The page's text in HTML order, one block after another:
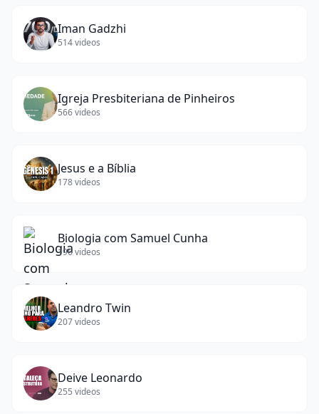
Iman Gadzhi
514videos
Igreja Presbiteriana de Pinheiros
566videos
Jesus e a Bíblia
178videos
Biologia com Samuel Cunha
196videos
Leandro Twin
207videos
Deive Leonardo
255 videos